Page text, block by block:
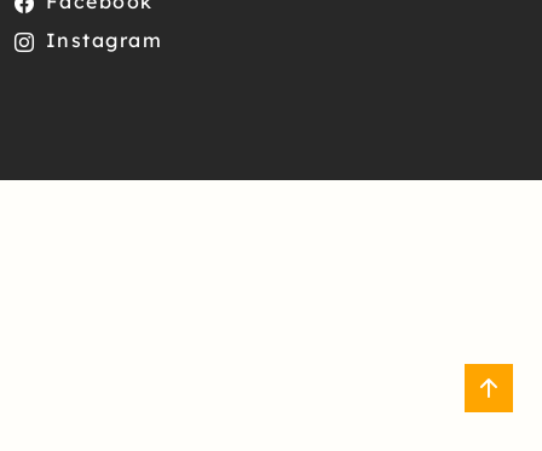
Instagram